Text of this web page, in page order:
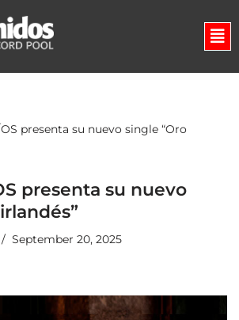
presenta su nuevo single “Oro
presenta su nuevo
September 20, 2025